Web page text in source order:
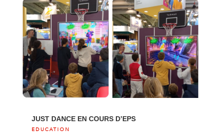
JUST DANCE EN COURS D’EPS
EDUCATION